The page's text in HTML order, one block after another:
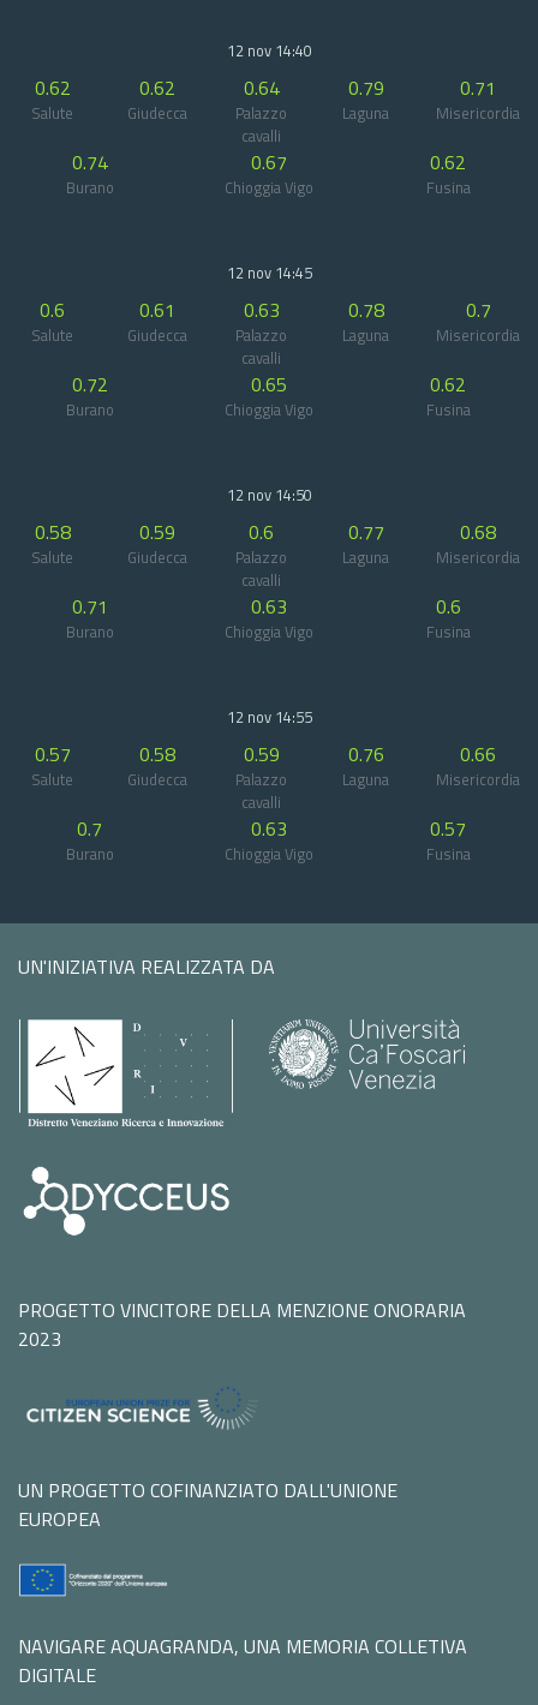
12 nov 14:40
0.62
Salute
0.62
Giudecca
0.64
Palazzo
cavalli
0.79
Laguna
0.71
Misericordia
0.74
Burano
0.67
Chioggia Vigo
0.62
Fusina
12 nov 14:45
0.6
Salute
0.61
Giudecca
0.63
Palazzo
cavalli
0.78
Laguna
0.7
Misericordia
0.72
Burano
0.65
Chioggia Vigo
0.62
Fusina
12 nov 14:50
0.58
Salute
0.59
Giudecca
0.6
Palazzo
cavalli
0.77
Laguna
0.68
Misericordia
0.71
Burano
0.63
Chioggia Vigo
0.6
Fusina
12 nov 14:55
0.57
Salute
0.58
Giudecca
0.59
Palazzo
cavalli
0.76
Laguna
0.66
Misericordia
0.7
Burano
0.63
Chioggia Vigo
0.57
Fusina
UN'INIZIATIVA REALIZZATA DA
PROGETTO VINCITORE DELLA MENZIONE ONORARIA
2023
UN PROGETTO COFINANZIATO DALL'UNIONE
EUROPEA
NAVIGARE AQUAGRANDA, UNA MEMORIA COLLETIVA
DIGITALE